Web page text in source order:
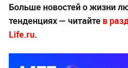
Больше новостей о жизни
тенденциях — читайте в
Life.ru.